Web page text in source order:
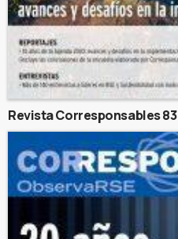
Revista Corresponsables 83